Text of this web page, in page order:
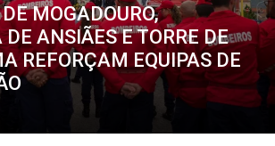
MOGADOURO,
ANSIÃES E TORRE DE
REFORÇAM EQUIPAS DE